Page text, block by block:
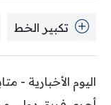
تكبير الخط
اليوم الأخبارية -